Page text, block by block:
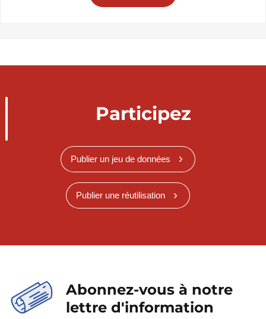
Participez
Publier un jeu de données
Publier une réutilisation
Abonnez-vous à notre
lettre d'information